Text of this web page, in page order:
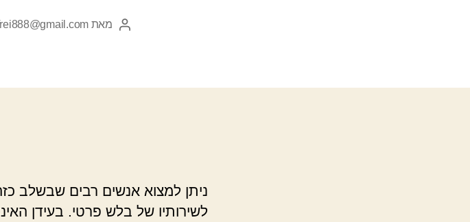
המחבר
מאת
ניתן למצוא אנשים רבים שבשלב
לשירותיו של בלש פרטי. בעידן